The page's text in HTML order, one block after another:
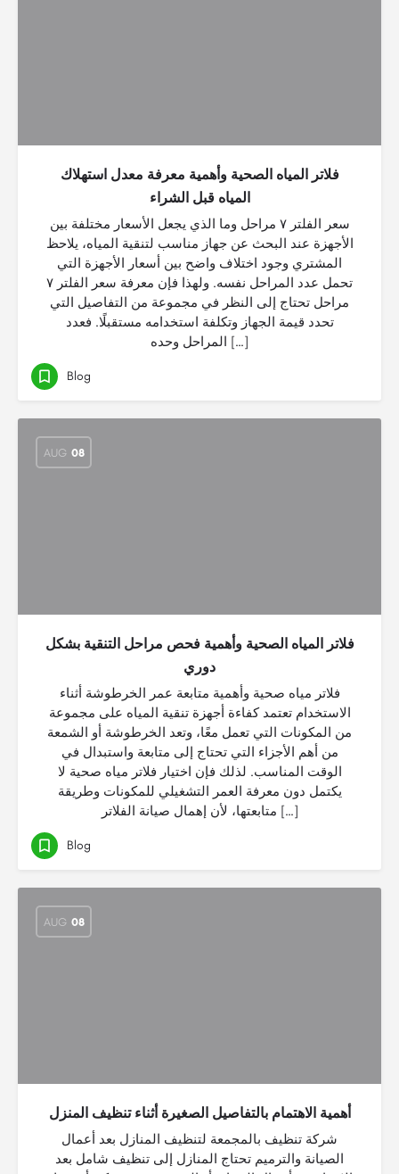
فلاتر المياه الصحية وأهمية معرفة معدل استهلاك
المياه قبل الشراء
سعر الفلتر ٧ مراحل وما الذي يجعل الأسعار مختلفة بين
الأجهزة عند البحث عن جهاز مناسب لتنقية المياه، يلاحظ
المشتري وجود اختلاف واضح بين أسعار الأجهزة التي
تحمل عدد المراحل نفسه. ولهذا فإن معرفة سعر الفلتر ٧
مراحل تحتاج إلى النظر في مجموعة من التفاصيل التي
تحدد قيمة الجهاز وتكلفة استخدامه مستقبلًا. فعدد
المراحل وحده […]
Blog
AUG 08
فلاتر المياه الصحية وأهمية فحص مراحل التنقية بشكل
دوري
فلاتر مياه صحية وأهمية متابعة عمر الخرطوشة أثناء
الاستخدام تعتمد كفاءة أجهزة تنقية المياه على مجموعة
من المكونات التي تعمل معًا، وتعد الخرطوشة أو الشمعة
من أهم الأجزاء التي تحتاج إلى متابعة واستبدال في
الوقت المناسب. لذلك فإن اختيار فلاتر مياه صحية لا
يكتمل دون معرفة العمر التشغيلي للمكونات وطريقة
متابعتها، لأن إهمال صيانة الفلاتر […]
Blog
AUG 08
أهمية الاهتمام بالتفاصيل الصغيرة أثناء تنظيف المنزل
شركة تنظيف بالمجمعة لتنظيف المنازل بعد أعمال
الصيانة والترميم تحتاج المنازل إلى تنظيف شامل بعد